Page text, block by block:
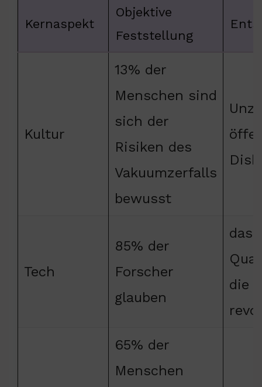
Kernaspekt
Objektive
Feststellung
Kultur
13% der
Menschen sind
sich der
Risiken des
Vakuumzerfalls
bewusst
Tech
85% der
Forscher
glauben
dass
die
65% der
Menschen